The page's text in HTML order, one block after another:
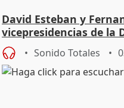
David Esteban y
vicepresidencias de la
Sonido Totales